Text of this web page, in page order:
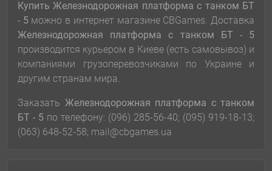
Купить Железнодорожная платформа с танком БТ
- 5можно в интернет магазине CBGames. Доставка
Железнодорожная платформа с танком БТ - 5
производится курьером в Киеве (есть самовывоз) и
компаниями грузоперевозчиками по Украине и
другим странам мира.
Заказать Железнодорожная платформа с танком
БТ - 5 по телефону: (096) 285-56-40; (095) 919-18-13;
(063) 648-52-58; mail@cbgames.ua